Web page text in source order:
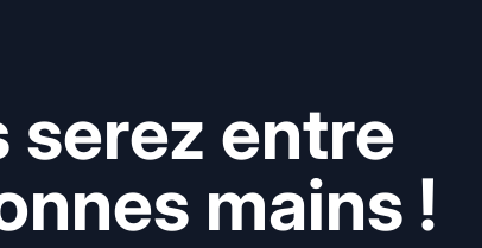
serez entre
mains !